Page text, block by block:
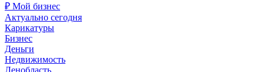
₽ Мой бизнес
Актуально сегодня
Карикатуры
Бизнес
Деньги
Недвижимость
Ленобласть